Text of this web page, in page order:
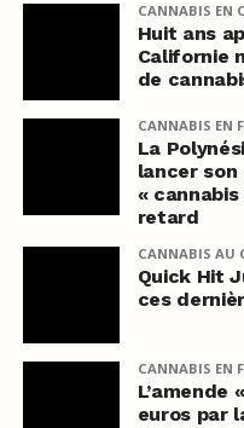
CANNABIS EN
Huit ans
Californie
de
CANNABIS EN
La
lancer
«
retard
CANNABIS AU
Quick Hit
ces
CANNABIS EN
L’amende
euros par